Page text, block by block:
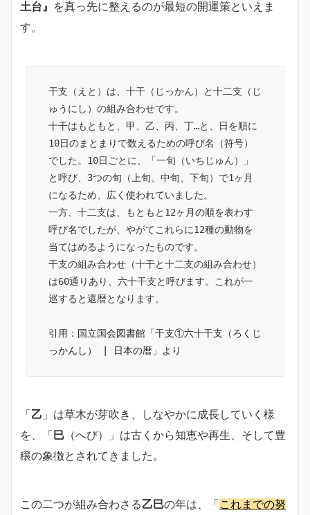
土台』
を真っ先に整えるのが最短の開運策といえま
す。
干支（えと）は、十干（じっかん）と十二支（じ
ゅうにし）の組み合わせです。
十干はもともと、甲、乙、丙、丁…と、日を順に
10日のまとまりで数えるための呼び名（符号）
でした。10日ごとに、「一旬（いちじゅん）」
と呼び、3つの旬（上旬、中旬、下旬）で1ヶ月
になるため、広く使われていました。
一方、十二支は、もともと12ヶ月の順を表わす
呼び名でしたが、やがてこれらに12種の動物を
当てはめるようになったものです。
干支の組み合わせ（十干と十二支の組み合わせ）
は60通りあり、六十干支と呼びます。これが一
巡すると還暦となります。
引用： 国立国会図書館「干支①六十干支（ろくじ
っかんし） | 日本の暦」より
「 乙 」は草木が芽吹き、しなやかに成長していく様
を、「 巳 （へび）」は古くから知恵や再生、そして豊
穣の象徴とされてきました。
この二つが組み合わさる乙巳の年は、「 これまでの努